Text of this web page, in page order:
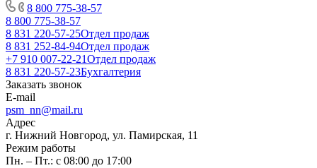
8 800 775-38-57
8 800 775-38-57
8 831 220-57-25Отдел продаж
8 831 252-84-94Отдел продаж
+7 910 007-22-21Отдел продаж
8 831 220-57-23Бухгалтерия
Заказать звонок
E-mail
psm_nn@mail.ru
Адрес
г. Нижний Новгород, ул. Памирская, 11
Режим работы
Пн. – Пт.: с 08:00 до 17:00